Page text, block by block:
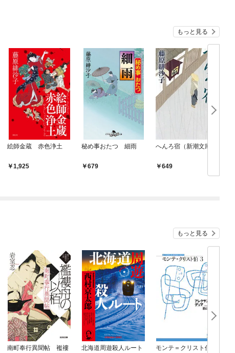
もっと見る
絵師金蔵 赤色浄土
1,925
秘め事おたつ 細雨
679
へんろ宿（新潮文庫）
649
もっと見る
南町奉行異聞帖 襤褸
北海道周遊殺人ルート
モンテ＝クリスト伯3